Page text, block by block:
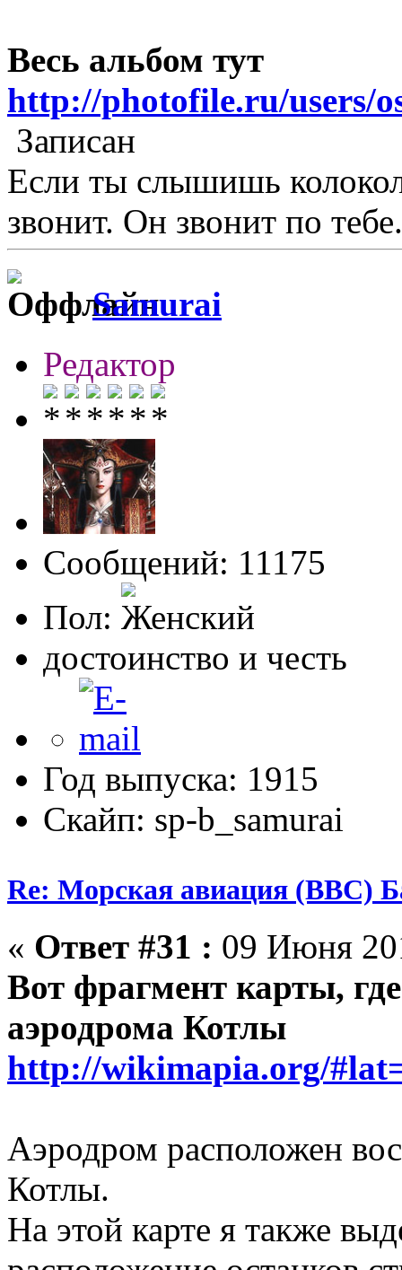
Весь альбом тут
http://photofile.ru/users/
Записан
Если ты слышишь
звонит. Он звонит по
Samurai
Редактор
Сообщений: 11175
Пол:
достоинство и честь
Год выпуска: 1915
Скайп: sp-b_samurai
Re: Морская авиация (ВВС)
« Ответ #31 : 09 Июня
Вот фрагмент карты,
аэродрома Котлы
http://wikimapia.org/
Аэродром расположен
Котлы.
На этой карте я также